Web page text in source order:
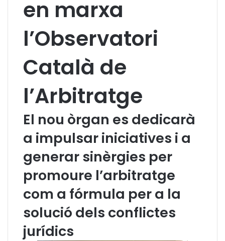
en marxa
l’Observatori
Català de
l’Arbitratge
El nou òrgan es dedicarà
a impulsar iniciatives i a
generar sinèrgies per
promoure l’arbitratge
com a fórmula per a la
solució dels conflictes
jurídics